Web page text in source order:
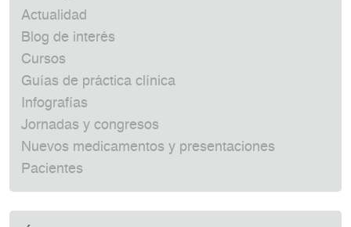
Actualidad
Blog de interés
Cursos
Guías de práctica clínica
Infografías
Jornadas y congresos
Nuevos medicamentos y presentaciones
Pacientes